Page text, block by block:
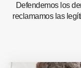
Defendemos los
reclamamos las